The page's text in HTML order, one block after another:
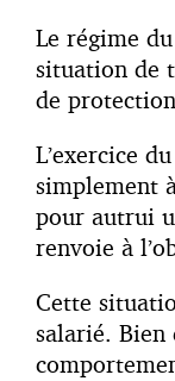
Le régime
situation de
de
L’exercice
simplement
pour autrui
renvoie à
Cette
salarié. Bien